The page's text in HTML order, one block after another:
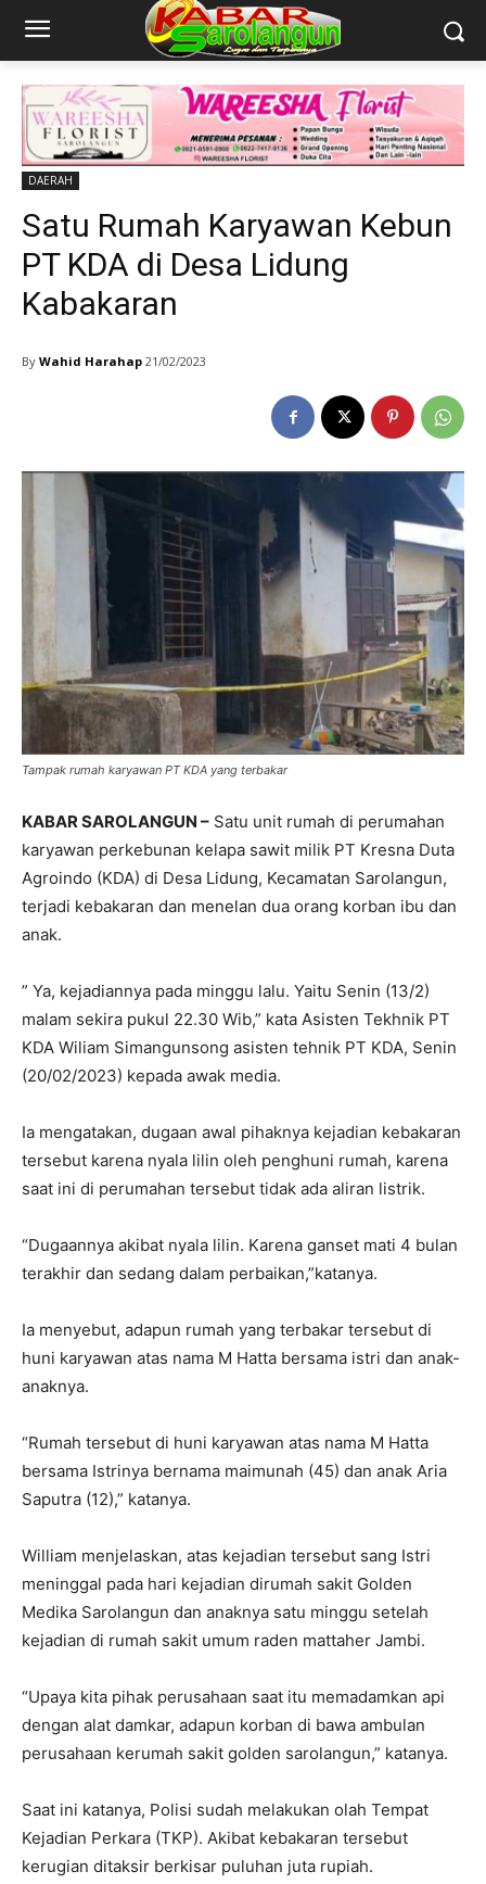
DAERAH
Satu Rumah Karyawan Kebun
PT KDA di Desa Lidung
Kabakaran
By Wahid Harahap 21/02/2023
Tampak rumah karyawan PT KDA yang terbakar
KABAR SAROLANGUN – Satu unit rumah di perumahan
karyawan perkebunan kelapa sawit milik PT Kresna Duta
Agroindo (KDA) di Desa Lidung, Kecamatan Sarolangun,
terjadi kebakaran dan menelan dua orang korban ibu dan
anak.
” Ya, kejadiannya pada minggu lalu. Yaitu Senin (13/2)
malam sekira pukul 22.30 Wib,” kata Asisten Tekhnik PT
KDA Wiliam Simangunsong asisten tehnik PT KDA, Senin
(20/02/2023) kepada awak media.
Ia mengatakan, dugaan awal pihaknya kejadian kebakaran
tersebut karena nyala lilin oleh penghuni rumah, karena
saat ini di perumahan tersebut tidak ada aliran listrik.
“Dugaannya akibat nyala lilin. Karena ganset mati 4 bulan
terakhir dan sedang dalam perbaikan,”katanya.
Ia menyebut, adapun rumah yang terbakar tersebut di
huni karyawan atas nama M Hatta bersama istri dan anak-
anaknya.
“Rumah tersebut di huni karyawan atas nama M Hatta
bersama Istrinya bernama maimunah (45) dan anak Aria
Saputra (12),” katanya.
William menjelaskan, atas kejadian tersebut sang Istri
meninggal pada hari kejadian dirumah sakit Golden
Medika Sarolangun dan anaknya satu minggu setelah
kejadian di rumah sakit umum raden mattaher Jambi.
“Upaya kita pihak perusahaan saat itu memadamkan api
dengan alat damkar, adapun korban di bawa ambulan
perusahaan kerumah sakit golden sarolangun,” katanya.
Saat ini katanya, Polisi sudah melakukan olah Tempat
Kejadian Perkara (TKP). Akibat kebakaran tersebut
kerugian ditaksir berkisar puluhan juta rupiah.